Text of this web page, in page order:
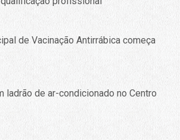
de Vacinação Antirrábica começa
ladrão de ar-condicionado no Centro